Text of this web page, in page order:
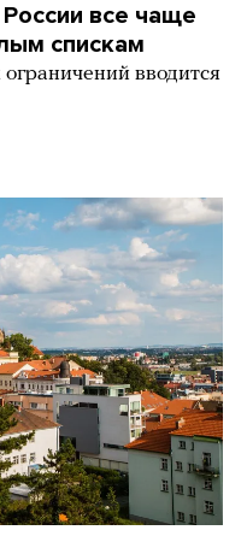
все чаще
спискам
вводится